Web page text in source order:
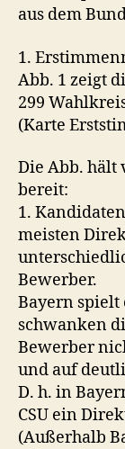
aus dem
1.
Abb. 1 zeigt
299
(Karte
Die Abb.
bereit:
1.
meisten
Bewerber.
Bayern spielt
schwanken
Bewerber
und auf
D. h. in
CSU ein
(Außerhalb